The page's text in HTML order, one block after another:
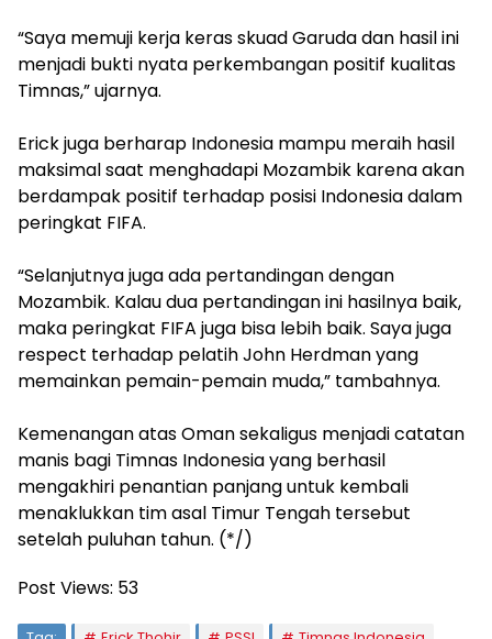
‎“Saya memuji kerja keras skuad Garuda dan hasil ini
menjadi bukti nyata perkembangan positif kualitas
Timnas,” ujarnya.
‎Erick juga berharap Indonesia mampu meraih hasil
maksimal saat menghadapi Mozambik karena akan
berdampak positif terhadap posisi Indonesia dalam
peringkat FIFA.
‎“Selanjutnya juga ada pertandingan dengan
Mozambik. Kalau dua pertandingan ini hasilnya baik,
maka peringkat FIFA juga bisa lebih baik. Saya juga
respect terhadap pelatih John Herdman yang
memainkan pemain-pemain muda,” tambahnya.
‎Kemenangan atas Oman sekaligus menjadi catatan
manis bagi Timnas Indonesia yang berhasil
mengakhiri penantian panjang untuk kembali
menaklukkan tim asal Timur Tengah tersebut
setelah puluhan tahun. (*/)
Post Views: 53